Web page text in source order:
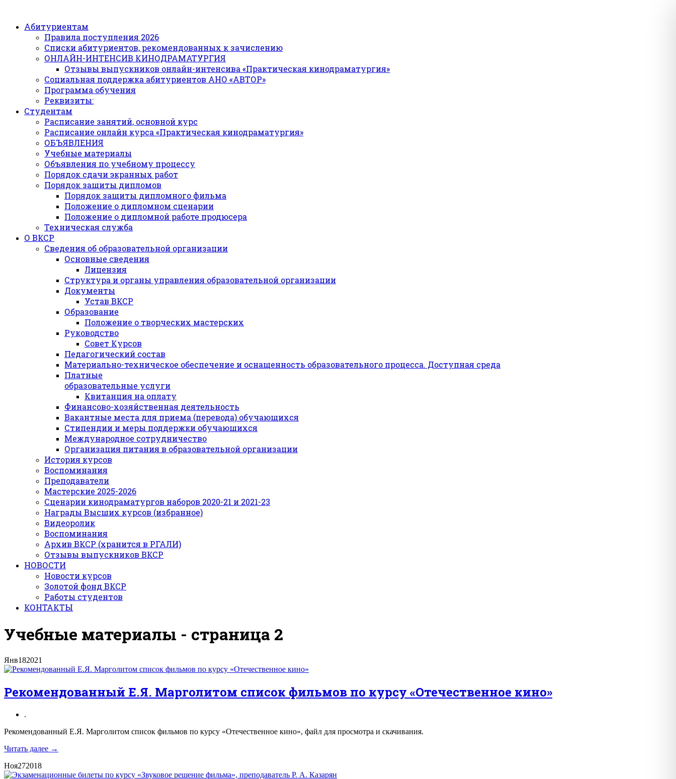
Абитуриентам
Правила поступления 2026
Списки абитуриентов, рекомендованных к зачислению
ОНЛАЙН-ИНТЕНСИВ КИНОДРАМАТУРГИЯ
Отзывы выпускников онлайн-интенсива «Практическая кинодраматургия»
Социальная поддержка абитуриентов АНО «АВТОР»
Программа обучения
Реквизиты:
Студентам
Расписание занятий, основной курс
Расписание онлайн курса «Практическая кинодраматургия»
ОБЪЯВЛЕНИЯ
Учебные материалы
Объявления по учебному процессу
Порядок сдачи экранных работ
Порядок защиты дипломов
Порядок защиты дипломного фильма
Положение о дипломном сценарии
Положение о дипломной работе продюсера
Техническая служба
О ВКСР
Сведения об образовательной организации
Основные сведения
Лицензия
Структура и органы управления образовательной организации
Документы
Устав ВКСР
Образование
Положение о творческих мастерских
Руководство
Совет Курсов
Педагогический состав
Материально-техническое обеспечение и оснащенность образовательного процесса. Доступная среда
Платные
образовательные услуги
Квитанция на оплату
Финансово-хозяйственная деятельность
Вакантные места для приема (перевода) обучающихся
Стипендии и меры поддержки обучающихся
Международное сотрудничество
Организация питания в образовательной организации
История курсов
Воспоминания
Преподаватели
Мастерские 2025-2026
Сценарии кинодраматургов наборов 2020-21 и 2021-23
Награды Высших курсов (избранное)
Видеоролик
Воспоминания
Архив ВКСР (хранится в РГАЛИ)
Отзывы выпускников ВКСР
НОВОСТИ
Новости курсов
Золотой фонд ВКСР
Работы студентов
КОНТАКТЫ
Учебные материалы - страница 2
Янв182021
Рекомендованный Е.Я. Марголитом список фильмов по курсу «Отечественное кино»
.
Рекомендованный Е.Я. Марголитом список фильмов по курсу «Отечественное кино», файл для просмотра и скачивания.
Читать далее →
Ноя272018